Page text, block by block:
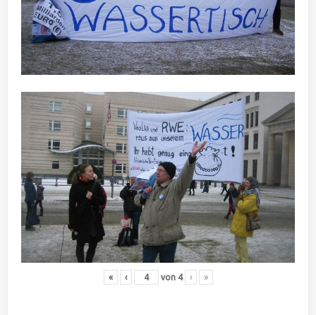
« ‹ von 4 › »